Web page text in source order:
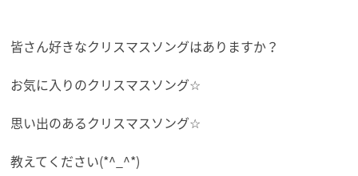
皆さん好きなクリスマスソングはありますか？
お気に入りのクリスマスソング☆
思い出のあるクリスマスソング☆
教えてください(*^_^*)